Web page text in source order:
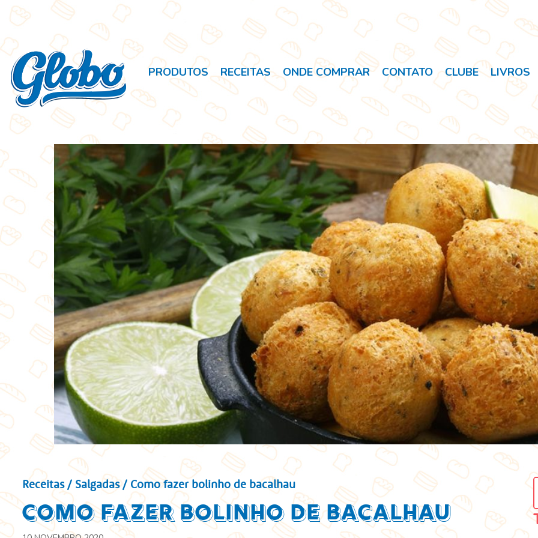
PRODUTOS RECEITAS ONDE COMPRAR CONTATO CLUBE LIVROS
Receitas/ Salgadas/ Como fazer bolinho de bacalhau
Como fazer bolinho de bacalhau